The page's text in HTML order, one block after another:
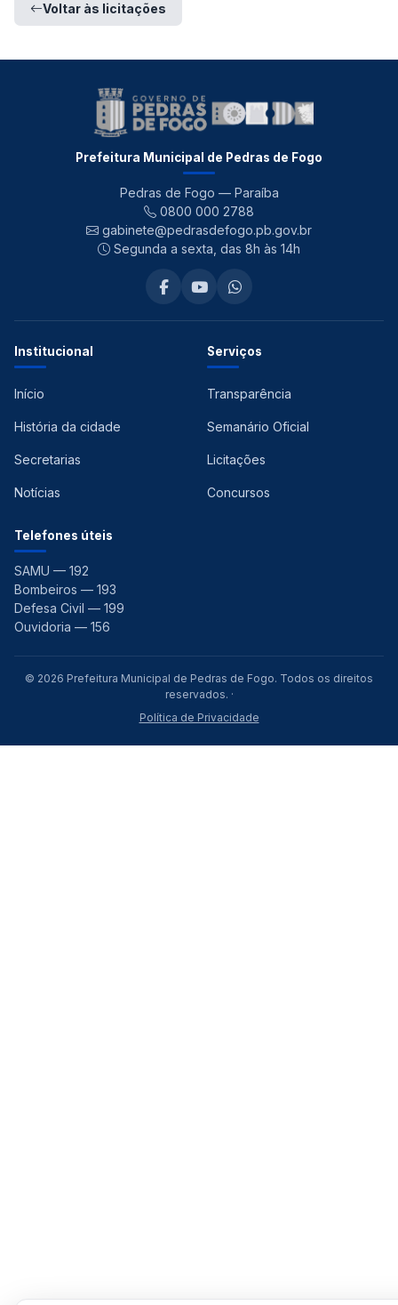
Voltar às licitações
Prefeitura Municipal de Pedras de Fogo
Pedras de Fogo — Paraíba
0800 000 2788
gabinete@pedrasdefogo.pb.gov.br
Segunda a sexta, das 8h às 14h
Institucional
Início
História da cidade
Secretarias
Notícias
Serviços
Transparência
Semanário Oficial
Licitações
Concursos
Telefones úteis
SAMU — 192
Bombeiros — 193
Defesa Civil — 199
Ouvidoria — 156
© 2026 Prefeitura Municipal de Pedras de Fogo. Todos os direitos
reservados. ·
Política de Privacidade